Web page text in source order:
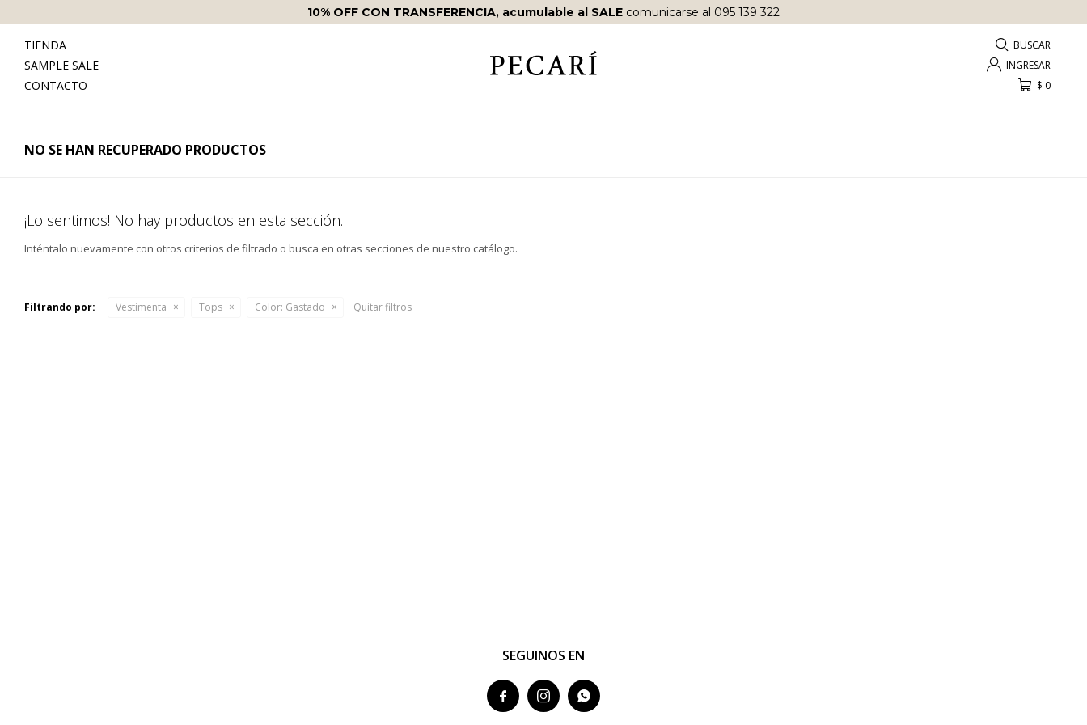
10% OFF CON TRANSFERENCIA, acumulable al SALE comunicarse al 095 139 322
TIENDA
SAMPLE SALE
CONTACTO
$ 0
NO SE HAN RECUPERADO PRODUCTOS
¡Lo sentimos! No hay productos en esta sección.
Inténtalo nuevamente con otros criterios de filtrado o busca en otras secciones de nuestro catálogo.
Filtrando por: Vestimenta Tops Color: Gastado Quitar filtros
SEGUINOS EN
  